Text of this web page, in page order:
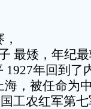
最矮，年纪
1927年回到了
，被任命为
工农红军第